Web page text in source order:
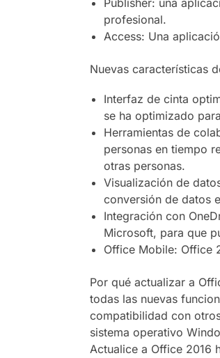
Publisher: una
profesional.
Access: Una
Nuevas características
Interfaz de cinta
se ha optimizado
Herramientas de
personas en tiempo
otras personas.
Visualización de
conversión de datos
Integración con
Microsoft, para que
Office Mobile: Office
Por qué actualizar a
todas las nuevas
compatibilidad con
sistema operativo
Actualice a Office 2016